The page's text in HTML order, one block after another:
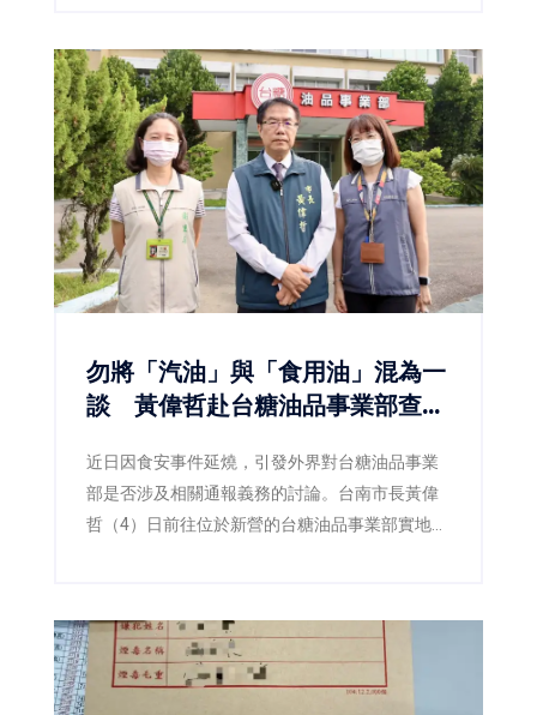
不僅展現臺南在土地開發、都市設計與工程品質
上的卓越成果，也反映市府持續推動宜居城市、
韌性城市與永續發展的具體成效。
勿將「汽油」與「食用油」混為一
談 黃偉哲赴台糖油品事業部查
近日因食安事件延燒，引發外界對台糖油品事業
部是否涉及相關通報義務的討論。台南市長黃偉
哲（4）日前往位於新營的台糖油品事業部實地訪
常食用油品並無關聯，現場也再次釐清「此油非
彼油」，避免錯誤資訊持續擴散。